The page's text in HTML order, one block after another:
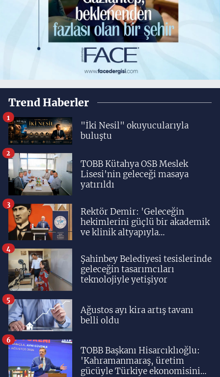
Trend Haberler
"İki Nesil" okuyucularıyla
buluştu
1
TOBB Kütahya OSB Meslek
Lisesi'nin geleceği masaya
yatırıldı
2
Rektör Demir: 'Geleceğin
hekimlerini güçlü bir akademik
ve klinik altyapıyla
3
Şahinbey Belediyesi tesislerinde
geleceğin tasarımcıları
teknolojiyle yetişiyor
4
Ağustos ayı kira artış tavanı
belli oldu
5
TOBB Başkanı Hisarcıklıoğlu:
'Kahramanmaraş, üretim
gücüyle Türkiye ekonomisinin
6